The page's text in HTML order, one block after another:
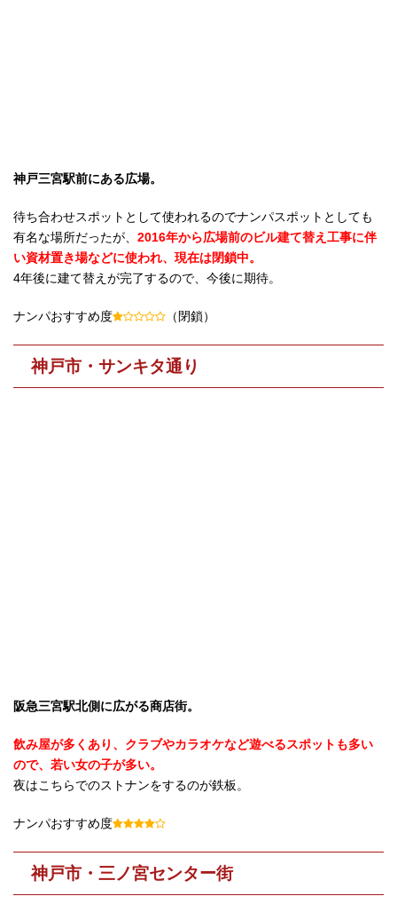
神戸三宮駅前にある広場。
待ち合わせスポットとして使われるのでナンパスポットとしても
有名な場所だったが、 2016年から広場前のビル建て替え工事に伴
い資材置き場などに使われ、現在は閉鎖中。
4年後に建て替えが完了するので、今後に期待。
ナンパおすすめ度 （閉鎖）
神戸市・サンキタ通り
阪急三宮駅北側に広がる商店街。
飲み屋が多くあり、クラブやカラオケなど遊べるスポットも多い
ので、若い女の子が多い。
夜はこちらでのストナンをするのが鉄板。
ナンパおすすめ度
神戸市・三ノ宮センター街